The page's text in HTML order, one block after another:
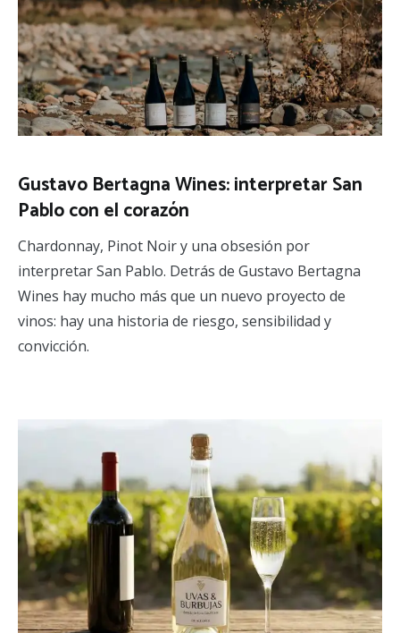
Gustavo Bertagna Wines: interpretar San
Pablo con el corazón
Chardonnay, Pinot Noir y una obsesión por
interpretar San Pablo. Detrás de Gustavo Bertagna
Wines hay mucho más que un nuevo proyecto de
vinos: hay una historia de riesgo, sensibilidad y
convicción.